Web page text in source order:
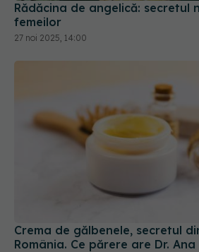
Rădăcina de angelică: secretul
femeilor
27 noi 2025, 14:00
Crema de gălbenele, secretul
România. Ce părere are Dr.